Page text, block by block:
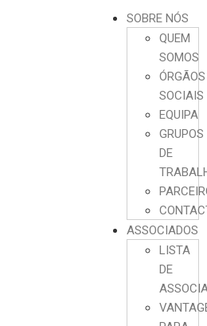
SOBRE NÓS
QUEM
SOMOS
ÓRGÃOS
SOCIAIS
EQUIPA
GRUPOS
DE
ASSOCIADOS
LISTA
DE